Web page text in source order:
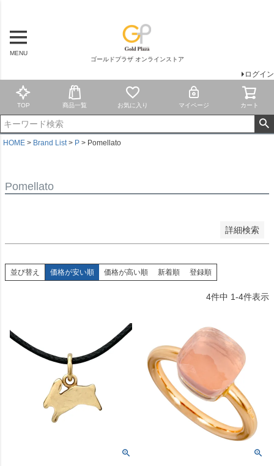
MENU
ゴールドプラザ オンラインストア
ログイン
TOP 商品一覧 お気に入り マイページ カート
HOME Brand List P Pomellato
Pomellato
詳細検索
ランク7
ランク6
ランク5
ランク4
訳あり
並び替え 価格が安い順 価格が高い順 新着順 登録順
4件中 1-4件表示